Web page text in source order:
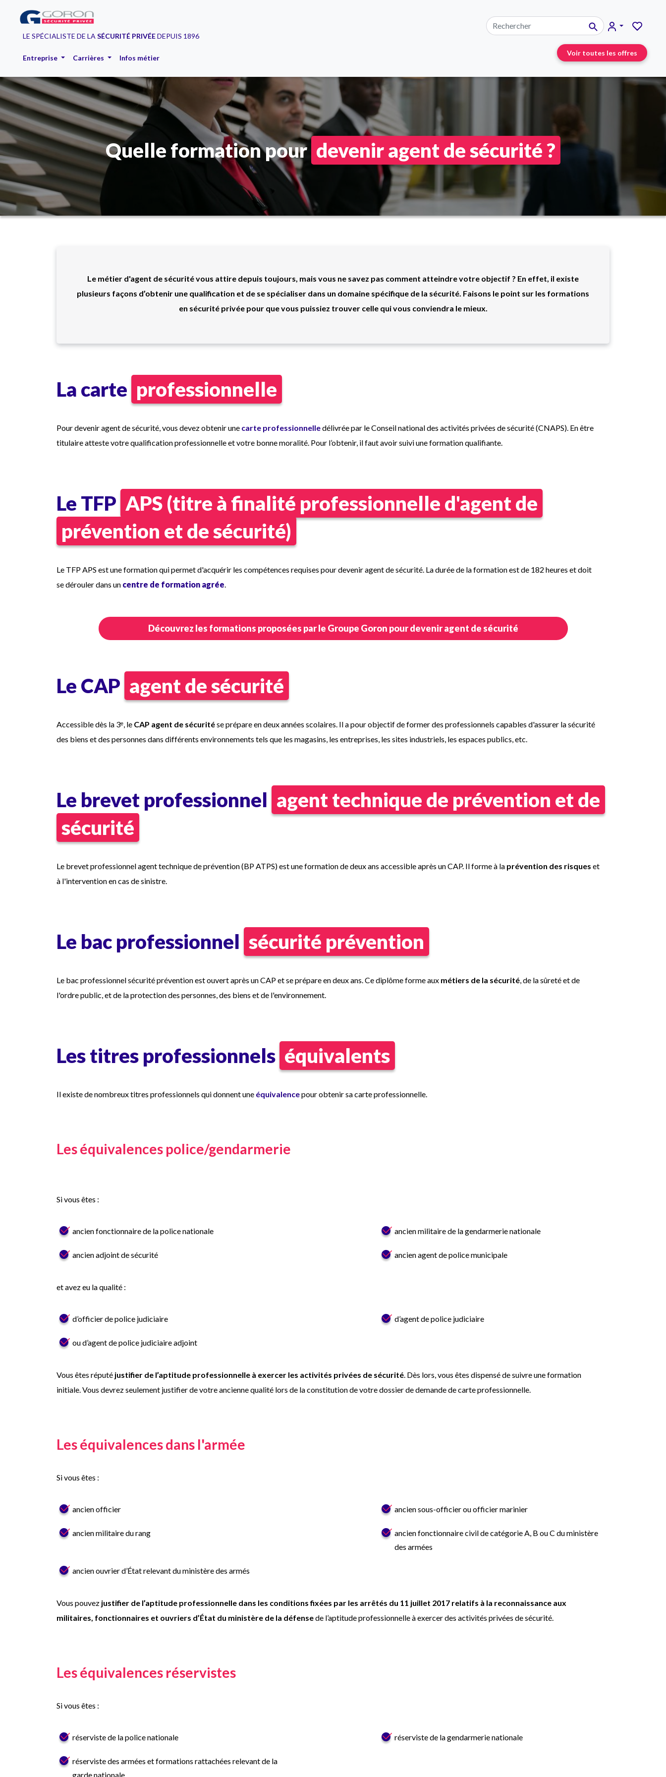
LE SPÉCIALISTE DE LA SÉCURITÉ PRIVÉEDEPUIS 1896
Entreprise Carrières Infos métier
Voir toutes les offres
Quelle formation pour devenir agent de sécurité ?
Le métier d'agent de sécurité vous attire depuis toujours, mais vous ne savez pas comment atteindre votre objectif ? En effet, il existe
plusieurs façons d’obtenir une qualification et de se spécialiser dans un domaine spécifique de la sécurité. Faisons le point sur les formations
en sécurité privée pour que vous puissiez trouver celle qui vous conviendra le mieux.
La carte professionnelle
Pour devenir agent de sécurité, vous devez obtenir une carte professionnelledélivrée par le Conseil national des activités privées de sécurité (CNAPS). En être
titulaire atteste votre qualification professionnelle et votre bonne moralité. Pour l’obtenir, il faut avoir suivi une formation qualifiante.
Le TFP APS (titre à finalité professionnelle d'agent de
prévention et de sécurité)
Le TFP APS est une formation qui permet d'acquérir les compétences requises pour devenir agent de sécurité. La durée de la formation est de 182 heures et doit
se dérouler dans un centre de formation agrée.
Découvrez les formations proposées par le Groupe Goron pour devenir agent de sécurité
Le CAP agent de sécurité
Accessible dès la 3ᵉ, le CAP agent de sécuritése prépare en deux années scolaires. Il a pour objectif de former des professionnels capables d'assurer la sécurité
des biens et des personnes dans différents environnements tels que les magasins, les entreprises, les sites industriels, les espaces publics, etc.
Le brevet professionnel agent technique de prévention et de
sécurité
Le brevet professionnel agent technique de prévention (BP ATPS) est une formation de deux ans accessible après un CAP. Il forme à la prévention des risques et
à l'intervention en cas de sinistre.
Le bac professionnel sécurité prévention
Le bac professionnel sécurité prévention est ouvert après un CAP et se prépare en deux ans. Ce diplôme forme aux métiers de la sécurité, de la sûreté et de
l'ordre public, et de la protection des personnes, des biens et de l'environnement.
Les titres professionnels équivalents
Il existe de nombreux titres professionnels qui donnent une équivalencepour obtenir sa carte professionnelle.
Les équivalences police/gendarmerie
Si vous êtes :
ancien fonctionnaire de la police nationale ancien militaire de la gendarmerie nationale
ancien adjoint de sécurité ancien agent de police municipale
et avez eu la qualité :
d’officier de police judiciaire d’agent de police judiciaire
ou d’agent de police judiciaire adjoint
Vous êtes réputé justifier de l’aptitude professionnelle à exercer les activités privées de sécurité. Dès lors, vous êtes dispensé de suivre une formation
initiale. Vous devrez seulement justifier de votre ancienne qualité lors de la constitution de votre dossier de demande de carte professionnelle.
Les équivalences dans l'armée
Si vous êtes :
ancien officier ancien sous-officier ou officier marinier
ancien militaire du rang
ancien fonctionnaire civil de catégorie A, B ou C du ministère
des armées
ancien ouvrier d’État relevant du ministère des armés
Vous pouvez justifier de l’aptitude professionnelle dans les conditions fixées par les arrêtés du 11 juillet 2017 relatifs à la reconnaissance aux
militaires, fonctionnaires et ouvriers d’État du ministère de la défensede l’aptitude professionnelle à exercer des activités privées de sécurité.
Les équivalences réservistes
Si vous êtes :
réserviste de la police nationale réserviste de la gendarmerie nationale
réserviste des armées et formations rattachées relevant de la
garde nationale